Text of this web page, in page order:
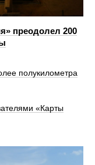
преодолел 200
полукилометра
«Карты